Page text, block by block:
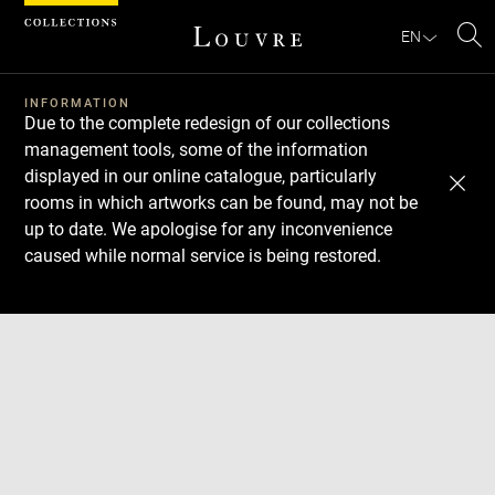
EN
INFORMATION
Due to the complete redesign of our collections
management tools, some of the information
displayed in our online catalogue, particularly
rooms in which artworks can be found, may not be
up to date. We apologise for any inconvenience
caused while normal service is being restored.
Download
Next
Previous
Cookies management panel